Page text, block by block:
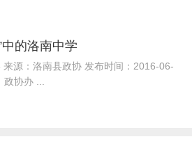
中的洛南中学
来源：洛南县政协 发布时间：2016-06-
协办 ...